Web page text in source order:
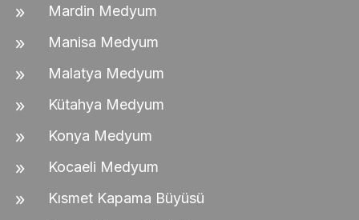
Mardin Medyum
Manisa Medyum
Malatya Medyum
Kütahya Medyum
Konya Medyum
Kocaeli Medyum
Kısmet Kapama Büyüsü